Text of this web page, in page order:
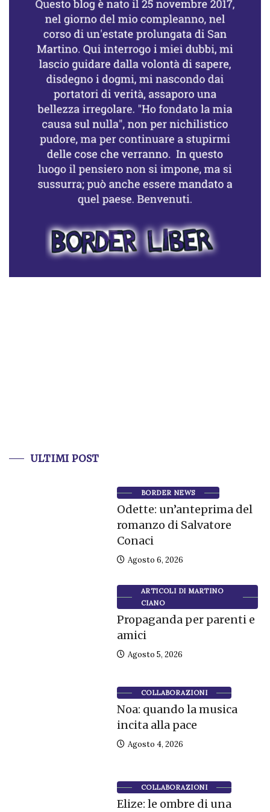
ULTIMI POST
BORDER NEWS
Odette: un’anteprima del
romanzo di Salvatore
Conaci
Agosto 6, 2026
ARTICOLI DI MARTINO
CIANO
Propaganda per parenti e
amici
Agosto 5, 2026
COLLABORAZIONI
Noa: quando la musica
incita alla pace
Agosto 4, 2026
COLLABORAZIONI
Elize: le ombre di una